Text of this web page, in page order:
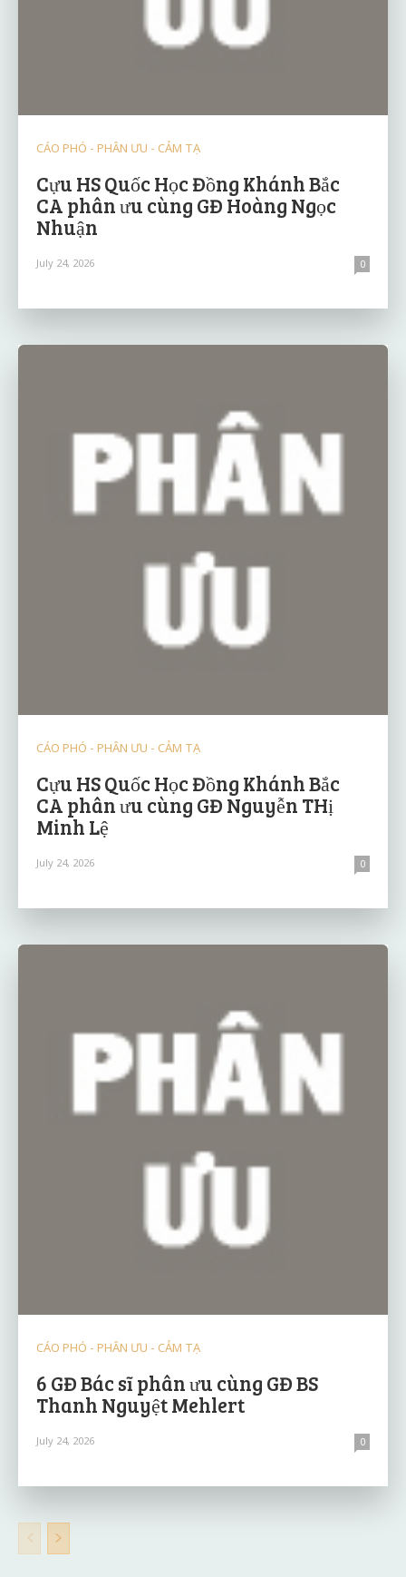
CÁO PHÓ - PHÂN ƯU - CẢM TẠ
Cựu HS Quốc Học Đồng Khánh Bắc
CA phân ưu cùng GĐ Hoàng Ngọc
Nhuận
July 24, 2026 0
CÁO PHÓ - PHÂN ƯU - CẢM TẠ
Cựu HS Quốc Học Đồng Khánh Bắc
CA phân ưu cùng GĐ Nguyễn THị
Minh Lệ
July 24, 2026 0
CÁO PHÓ - PHÂN ƯU - CẢM TẠ
6 GĐ Bác sĩ phân ưu cùng GĐ BS
Thanh Nguyệt Mehlert
July 24, 2026 0